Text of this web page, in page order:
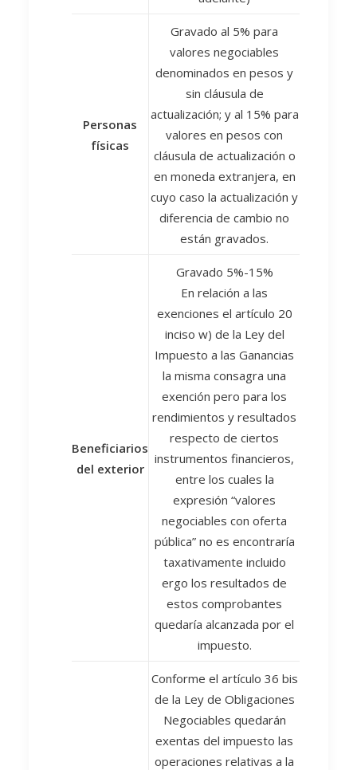
Personas
físicas
Gravado al 5% para
valores negociables
denominados en pesos y
sin cláusula de
actualización; y al 15% para
valores en pesos con
cláusula de actualización o
en moneda extranjera, en
cuyo caso la actualización y
diferencia de cambio no
están gravados.
Beneficiarios
del exterior
Gravado 5%-15%
En relación a las
exenciones el artículo 20
inciso w) de la Ley del
Impuesto a las Ganancias
la misma consagra una
exención pero para los
rendimientos y resultados
respecto de ciertos
instrumentos financieros,
entre los cuales la
expresión “valores
negociables con oferta
pública” no es encontraría
taxativamente incluido
ergo los resultados de
estos comprobantes
quedaría alcanzada por el
impuesto.
Conforme el artículo 36 bis
de la Ley de Obligaciones
Negociables quedarán
exentas del impuesto las
operaciones relativas a la